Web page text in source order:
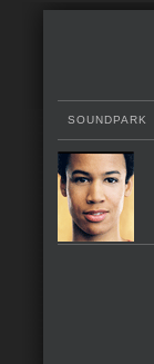
SOUNDPARK